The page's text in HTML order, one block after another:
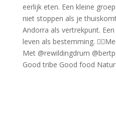
Good tribe Good food